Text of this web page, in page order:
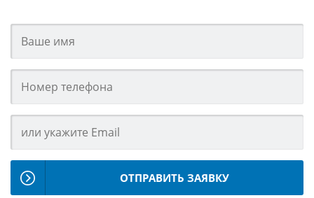
ОТПРАВИТЬ ЗАЯВКУ